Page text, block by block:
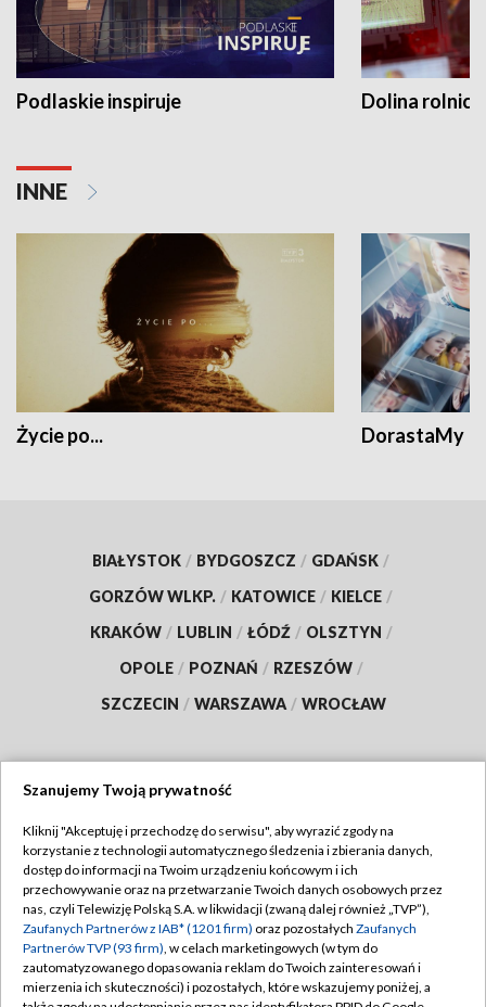
Podlaskie inspiruje Dolina
INNE
Życie po... DorastaMy
BIAŁYSTOK / BYDGOSZCZ / GDAŃSK /
GORZÓW WLKP. / KATOWICE / KIELCE /
KRAKÓW / LUBLIN / ŁÓDŹ / OLSZTYN /
OPOLE / POZNAŃ / RZESZÓW /
SZCZECIN / WARSZAWA / WROCŁAW
TVP
Abonament TVP
Emisja w TVP
Centrum informacji TVP
Naziemna Telewizja Cyfrowa
Regulamin TVP
Polityka prywatności
Moje zgody
Pomoc
Szanujemy Twoją prywatność
Kliknij "Akceptuję i przechodzę do serwisu", aby wyrazić zgody na
korzystanie z technologii automatycznego śledzenia i zbierania danych,
dostęp do informacji na Twoim urządzeniu końcowym i ich
przechowywanie oraz na przetwarzanie Twoich danych osobowych przez
nas, czyli Telewizję Polską S.A. w likwidacji (zwaną dalej również „TVP”),
Zaufanych Partnerów z IAB* (1201 firm) oraz pozostałych Zaufanych
Partnerów TVP (93 firm), w celach marketingowych (w tym do
zautomatyzowanego dopasowania reklam do Twoich zainteresowań i
mierzenia ich skuteczności) i pozostałych, które wskazujemy poniżej, a